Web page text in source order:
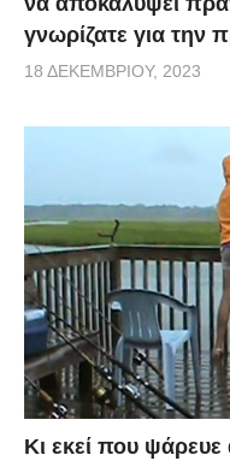
γνωρίζατε για την
18 ΔΕΚΕΜΒΡΊΟΥ, 2023
Κι εκεί που